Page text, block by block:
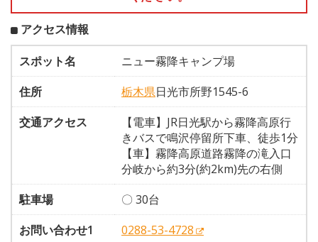
アクセス情報
スポット名
ニュー霧降キャンプ場
住所
栃木県日光市所野1545-6
交通アクセス
【電車】JR日光駅から霧降高原行
きバスで鳴沢停留所下車、徒歩1分
【車】霧降高原道路霧降の滝入口
分岐から約3分(約2km)先の右側
駐車場
〇 30台
お問い合わせ1
0288-53-4728